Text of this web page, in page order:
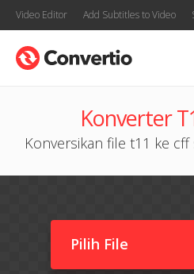
Video Editor Add Subtitles to Video
Konverter
Konversikan file t11 ke
Pilih File